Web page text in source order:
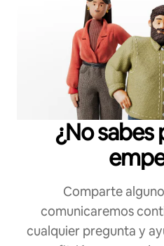
¿No
Comparte
comunicaremos
cualquier pregunta y